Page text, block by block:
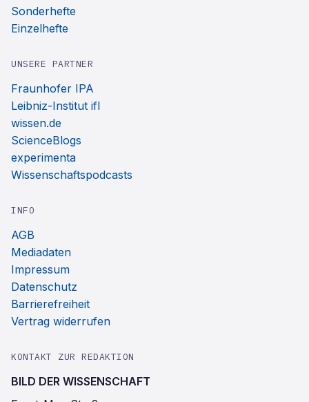
Sonderhefte
Einzelhefte
UNSERE PARTNER
Fraunhofer IPA
Leibniz-Institut ifl
wissen.de
ScienceBlogs
experimenta
Wissenschaftspodcasts
INFO
AGB
Mediadaten
Impressum
Datenschutz
Barrierefreiheit
Vertrag widerrufen
KONTAKT ZUR REDAKTION
BILD DER WISSENSCHAFT